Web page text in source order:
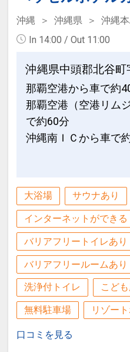
諸島へのアクセス
●モノレール「美栄
より徒歩約５分！
那覇空港より１４
橋（みえばし）駅
アクセス楽々♪
●最上階大浴場「
疲労回復や肩こり
り！旅疲れの体には
設定期間：2026年
30日
インターネットコー
17162901
連泊ポイント
●連泊時、お部屋の
つき１本）
※タオルセットとア
簡易清掃となりま
※旅行代金に含まれ
ご宿泊者様にホテ
このプランは食事
宿泊者様に朝食を
朝はやっぱりちゃ
さまざまな朝食の
い料理と琉球料理
ております。
ここがポイント！
●離島への発着に
１分！
沖縄 沖縄県 沖縄
In 14:00 / Out 11:00
沖縄県中頭郡北谷町
那覇空港から車で約
那覇空港（空港リム
で約60分
沖縄南ＩＣから車で
大浴場 サウナあり
インターネットができる
バリアフリートイレあり
バリアフリールームあり
洗浄付トイレ こど
無料駐車場 リゾー
口コミを見る